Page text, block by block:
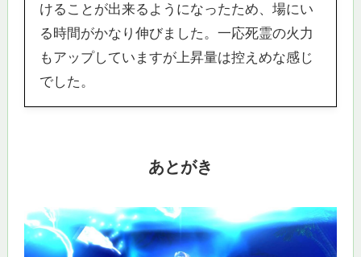
けることが出来るようになったため、場にい
る時間がかなり伸びました。一応死霊の火力
もアップしていますが上昇量は控えめな感じ
でした。
あとがき